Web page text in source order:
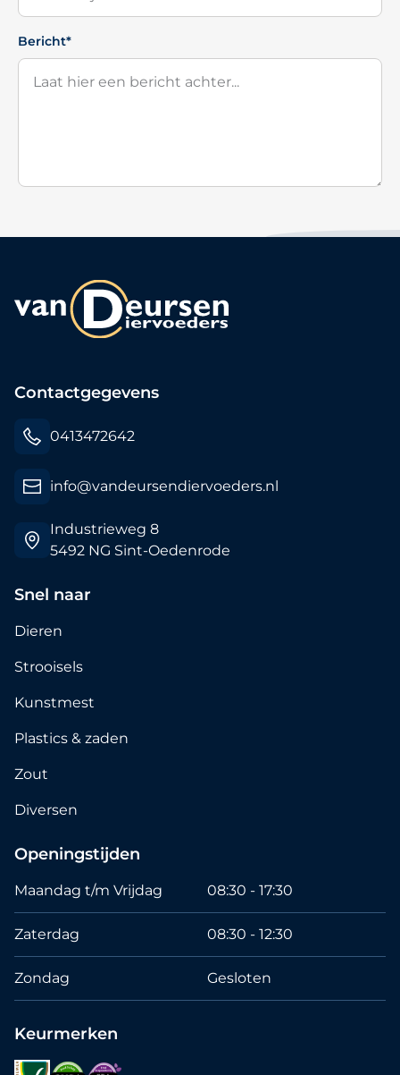
Bericht*
Contactgegevens
0413472642
info@vandeursendiervoeders.nl
Industrieweg 8
5492 NG Sint-Oedenrode
Snel naar
Dieren
Strooisels
Kunstmest
Plastics & zaden
Zout
Diversen
Openingstijden
Maandag t/m Vrijdag 08:30 - 17:30
Zaterdag 08:30 - 12:30
Zondag Gesloten
Keurmerken